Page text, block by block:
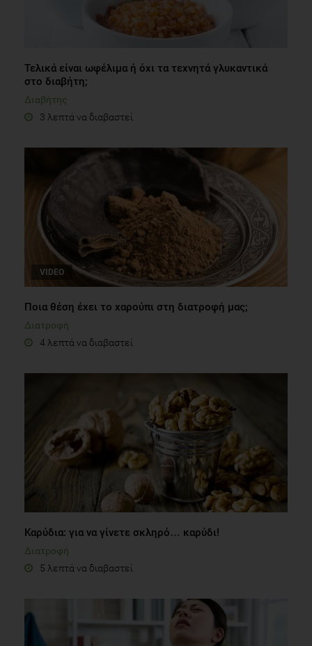
Τελικά είναι ωφέλιμα ή όχι τα τεχνητά γλυκαντικά
στο διαβήτη;
Διαβήτης
3 λεπτά να διαβαστεί
VIDEO
Ποια θέση έχει το χαρούπι στη διατροφή μας;
Διατροφή
4 λεπτά να διαβαστεί
Καρύδια: για να γίνετε σκληρό… καρύδι!
Διατροφή
5 λεπτά να διαβαστεί